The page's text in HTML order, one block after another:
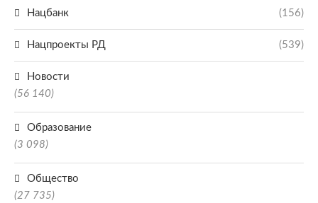
Нацбанк (156)
Нацпроекты РД (539)
Новости
(56 140)
Образование
(3 098)
Общество
(27 735)